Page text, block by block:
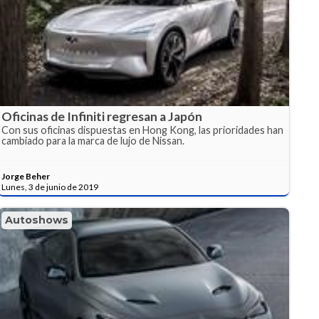
Oficinas de Infiniti regresan a Japón
Con sus oficinas dispuestas en Hong Kong, las prioridades han
cambiado para la marca de lujo de Nissan.
Jorge Beher
Lunes, 3 de junio de 2019
Autoshows